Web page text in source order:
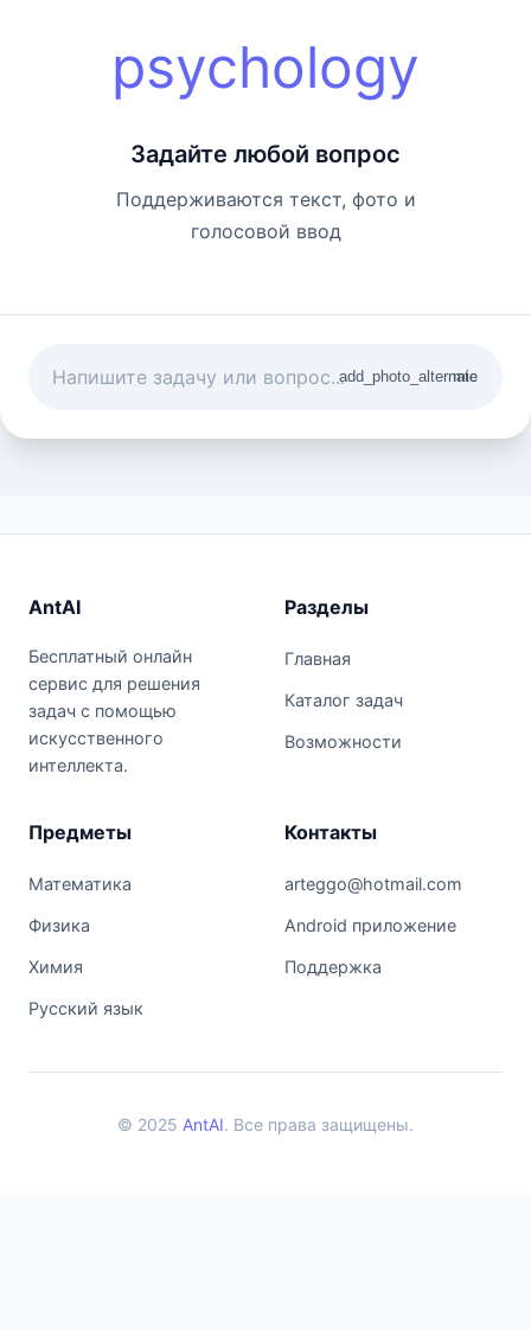
psychology
Задайте любой вопрос
Поддерживаются текст, фото и
голосовой ввод
add_photo_alternate
mic
AntAI
Бесплатный онлайн
сервис для решения
задач с помощью
искусственного
интеллекта.
Разделы
Главная
Каталог задач
Возможности
Предметы
Математика
Физика
Химия
Русский язык
Контакты
arteggo@hotmail.com
Android приложение
Поддержка
© 2025 AntAI. Все права защищены.